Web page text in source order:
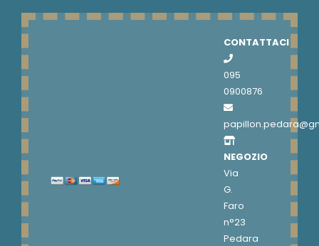
CONTATTACI
095
0900876
NEGOZIO
Via
G.
Faro
n°23
Pedara